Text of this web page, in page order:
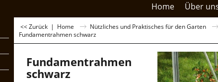
Home Über
<< Zurück | Home Nützliches und Praktisches für den Garten
Fundamentrahmen schwarz
Fundamentrahmen
schwarz